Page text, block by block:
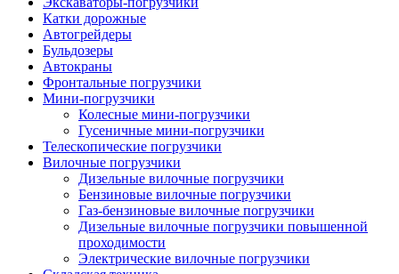
Катки дорожные
Автогрейдеры
Бульдозеры
Автокраны
Фронтальные погрузчики
Мини-погрузчики
Колесные мини-погрузчики
Гусеничные мини-погрузчики
Телескопические погрузчики
Вилочные погрузчики
Дизельные вилочные погрузчики
Бензиновые вилочные погрузчики
Газ-бензиновые вилочные погрузчики
Дизельные вилочные погрузчики повышенной
проходимости
Электрические вилочные погрузчики